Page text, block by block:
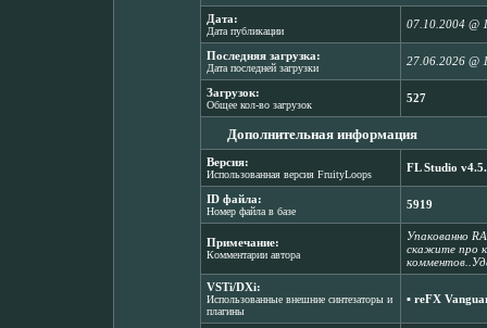
Дата:
Дата публикации
07.10.2004 @
Последняя загрузка:
Дата последней загрузки
27.06.2026 @
Загрузок:
Общее кол-во загрузок
527
Дополнительная информация
Версия:
Использованная версия FruityLoops
FL Studio
ID файла:
Номер файла в базе
5919
Примечание:
Комментарии автора
Упакованно
скажите про
VSTi/DXi:
Использованные внешние синтезаторы и
плагины
▪ reFX